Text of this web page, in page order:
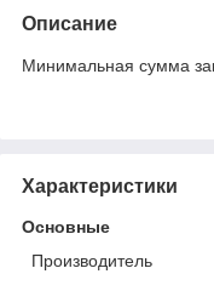
Описание
Минимальная сумма
Характеристики
Основные
Производитель